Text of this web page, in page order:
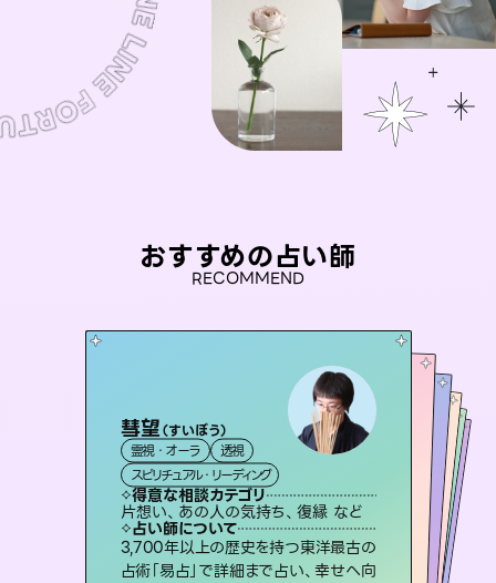
おすすめの占い師
RECOMMEND
彗望（すいぼう）
霊視・オーラ
透視
スピリチュアル・リーディング
得意な相談カテゴリ
片想い、あの人の気持ち、復縁 など
占い師について
3,700年以上の歴史を持つ東洋最古の
占術「易占」で詳細まで占い、幸せへ向
桃源珠羽（とうげんみう）
霊視・オーラ タロット
スピリチュアル・リーディング
得意な相談カテゴリ
片想い、あの人の気持ち、復縁 など
占い師について
恋愛のお悩みの中でも特に「曖昧な関
係」の相談を得意としており、友達以上
恋人未満なお相手との今後や本音を丁
未来視師＊花
霊視・オーラ
スピリチュアル・リーディング
得意な相談カテゴリ
出逢い、片想い、復縁 など
占い師について
未来には何パターンもの選択肢があり
ます。不安で視えにくくなっているあな
たの素敵な未来を見つけ、その未来を
おう 霊感オラクル
霊視・オーラ
オラクルカード
得意な相談カテゴリ
恋愛総合、あの人の気持ち など
占い師について
セラピスト理恵
霊視・オーラ
スピリチュアル・リーディング
得意な相談カテゴリ
片想い、二人の未来、年の差 など
占い師について
連絡再開、復縁、成就などの報告実績
多数。セラピストとして2万超の施術経
験があるからこそできる鑑定で、より良
アイリス -iris-
西洋占星術 タロット
ルーン
得意な相談カテゴリ
恋愛総合、片想い、二人の未来 など
占い師について
復縁、恋愛、不倫の行方、同性愛や片
思い、仕事関係や借金問題まで知りた
いことや心の負担になっていることを